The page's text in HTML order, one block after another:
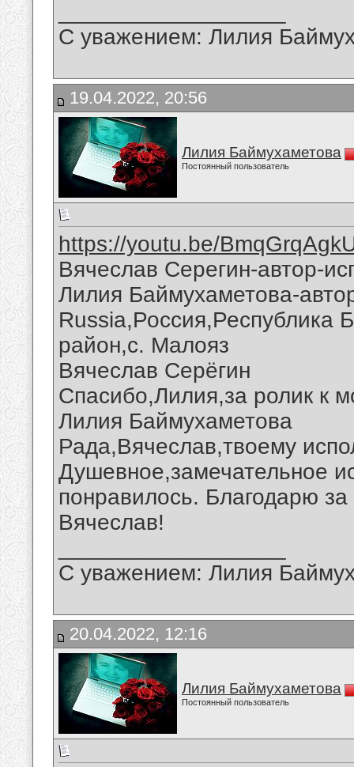
С уважением: Лилия
19.04.2022, 20:56
Лилия Баймухаметова
Постоянный пользователь
https://youtu.be/
Вячеслав Серегин-автор-
Лилия Баймухаметова-
Russia,Россия,Республика
район,с. Малояз
Вячеслав Серёгин
Спасибо,Лилия,за ролик к
Лилия Баймухаметова
Рада,Вячеслав,твоему
Душевное,замечательное
понравилось. Благодарю
Вячеслав!
С уважением: Лилия
20.04.2022, 12:16
Лилия Баймухаметова
Постоянный пользователь